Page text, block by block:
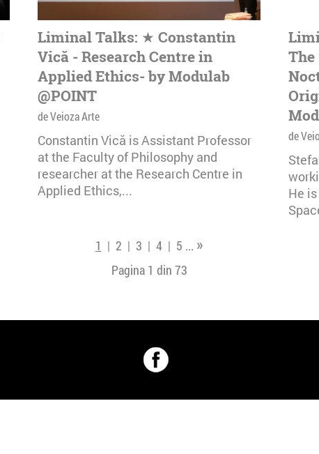
Liminal Talks: ★ Constantin
Vică - Research Centre in
Applied Ethics- by Modulab
@POINT
de Veioza Arte
Constantin Vică is Assistant Professor
at the Faculty of Philosophy and
researcher at the Research Centre in
Applied Ethics,...
The
de
He
1 | 2 | 3 | 4| 5 ... »
Pagina 1 din 73